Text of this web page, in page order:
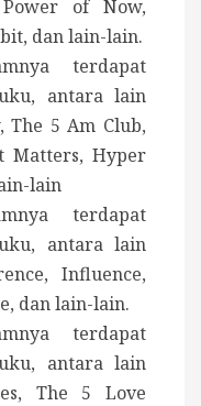
of Now,
dan lain-lain.
terdapat
antara lain
The 5 Am Club,
Matters, Hyper
lain
terdapat
antara lain
Influence,
dan lain-lain.
terdapat
antara lain
The 5 Love